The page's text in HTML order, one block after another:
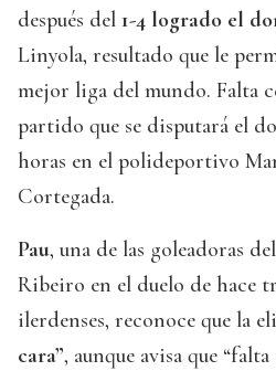
después del 1-4 logrado el
Linyola, resultado que le
mejor liga del mundo. Falta
partido que se disputará el
horas en el polideportivo
Cortegada.
Pau, una de las goleadoras
Ribeiro en el duelo de hace
ilerdenses, reconoce que la
cara”, aunque avisa que